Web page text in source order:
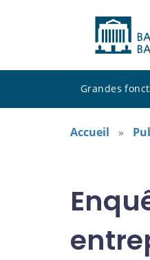
Grandes
Accueil